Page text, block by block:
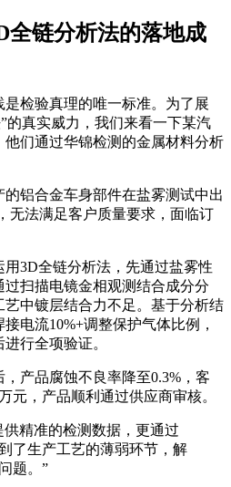
全链分析法的落地成
检验真理的唯一标准。为了展
的真实威力，我们来看一下某汽
们通过华锦检测的金属材料分析
铝合金车身部件在盐雾测试中出
无法满足客户质量要求，面临订
3D全链分析法，先通过盐雾性
扫描电镜金相观测结合成分分
中镀层结合力不足。基于分析结
电流10%+调整保护气体比例，
行全项验证。
产品腐蚀不良率降至0.3%，客
元，产品顺利通过供应商审核。
精准的检测数据，更通过
了生产工艺的薄弱环节，解
题。”